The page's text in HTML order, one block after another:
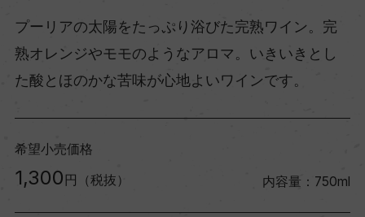
プーリアの太陽をたっぷり浴びた完熟ワイン。完
熟オレンジやモモのようなアロマ。いきいきとし
た酸とほのかな苦味が心地よいワインです。
希望小売価格
1,300 円（税抜） 内容量：750ml